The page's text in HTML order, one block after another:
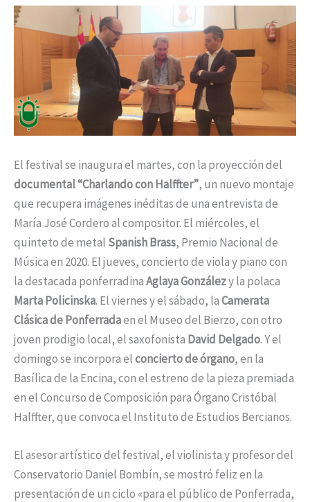
El festival se inaugura el martes, con la proyección del
documental “Charlando con Halffter”, un nuevo montaje
que recupera imágenes inéditas de una entrevista de
María José Cordero al compositor. El miércoles, el
quinteto de metal Spanish Brass, Premio Nacional de
Música en 2020. El jueves, concierto de viola y piano con
la destacada ponferradinaAglaya Gonzálezy la polaca
Marta Policinska. El viernes y el sábado, laCamerata
Clásica de Ponferradaen el Museo del Bierzo, con otro
joven prodigio local, el saxofonista David Delgado. Y el
domingo se incorpora elconcierto de órgano, en la
Basílica de la Encina, con el estreno de la pieza premiada
en el Concurso de Composición para Órgano Cristóbal
Halffter, que convoca el Instituto de Estudios Bercianos.
El asesor artístico del festival, el violinista y profesor del
Conservatorio Daniel Bombín, se mostró feliz en la
presentación de un ciclo «para el público de Ponferrada,